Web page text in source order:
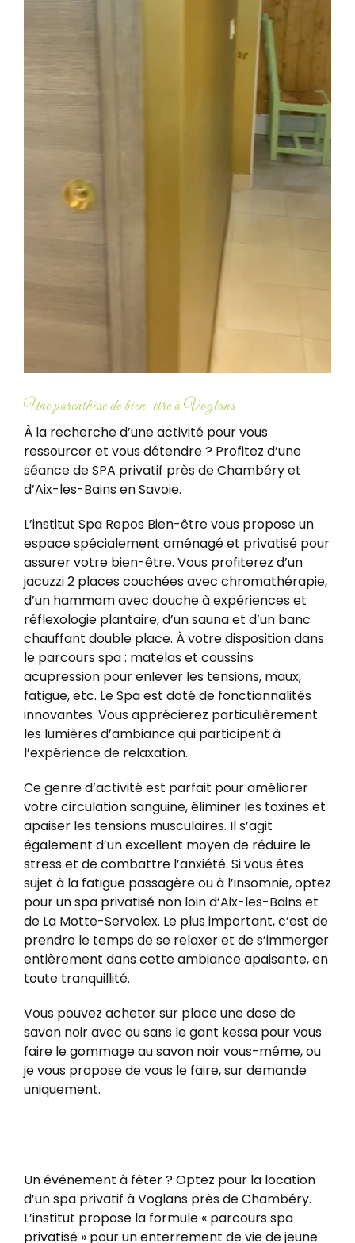
Une parenthèse de bien-être à Voglans
À la recherche d’une activité pour vous
ressourcer et vous détendre ? Profitez d’une
séance de SPA privatif près de Chambéry et
d’Aix-les-Bains en Savoie.
L’institut Spa Repos Bien-être vous propose un
espace spécialement aménagé et privatisé pour
assurer votre bien-être. Vous profiterez d’un
jacuzzi 2 places couchées avec chromathérapie,
d’un hammam avec douche à expériences et
réflexologie plantaire, d’un sauna et d’un banc
chauffant double place. À votre disposition dans
le parcours spa : matelas et coussins
acupression pour enlever les tensions, maux,
fatigue, etc. Le Spa est doté de fonctionnalités
innovantes. Vous apprécierez particulièrement
les lumières d’ambiance qui participent à
l’expérience de relaxation.
Ce genre d’activité est parfait pour améliorer
votre circulation sanguine, éliminer les toxines et
apaiser les tensions musculaires. Il s’agit
également d’un excellent moyen de réduire le
stress et de combattre l’anxiété. Si vous êtes
sujet à la fatigue passagère ou à l’insomnie, optez
pour un spa privatisé non loin d’Aix-les-Bains et
de La Motte-Servolex. Le plus important, c’est de
prendre le temps de se relaxer et de s’immerger
entièrement dans cette ambiance apaisante, en
toute tranquillité.
Vous pouvez acheter sur place une dose de
savon noir avec ou sans le gant kessa pour vous
faire le gommage au savon noir vous-même, ou
je vous propose de vous le faire, sur demande
uniquement.
Un événement à fêter ? Optez pour la location
d’un spa privatif à Voglans près de Chambéry.
L’institut propose la formule « parcours spa
privatisé » pour un enterrement de vie de jeune